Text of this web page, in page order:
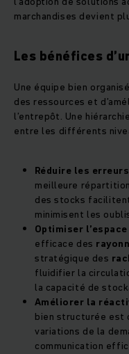
marchandises devient
Les bénéfices
Une équipe bien
des ressources et
l’entrepôt. Une
entre les différents
Réduire les
meilleure
des stocks
minimisent les
Optimiser
efficace des
stratégique des
fluidifier la
la capacité de
Améliorer la
bien structurée est
variations de la
communication